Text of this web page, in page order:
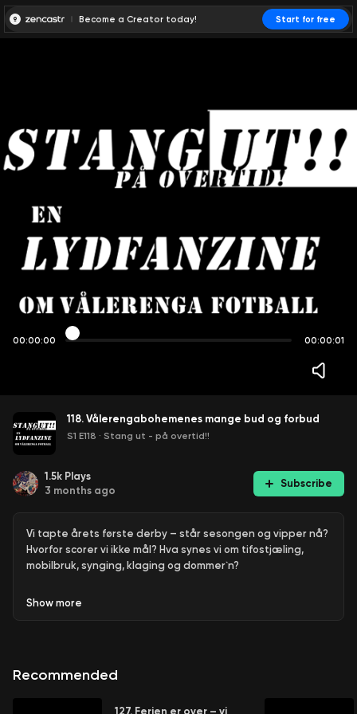
Become a Creator today! Start for free
00:00:00 00:00:01
118. Vålerengabohemenes mange bud og forbud
S1 E118 · Stang ut - på overtid!!
1.5k Plays
3 months ago
Subscribe
Vi tapte årets første derby – står sesongen og vipper nå?
Hvorfor scorer vi ikke mål? Hva synes vi om tifostjæling,
mobilbruk, synging, klaging og dommer`n?
Show more
Recommended
127. Ferien er over – vi